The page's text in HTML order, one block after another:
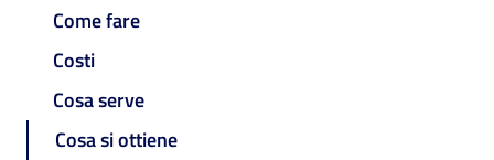
Come fare
Costi
Cosa serve
Cosa si ottiene